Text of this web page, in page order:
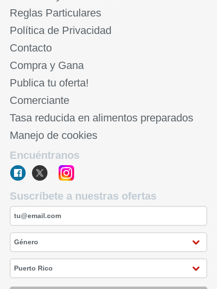
Reglas Particulares
Política de Privacidad
Contacto
Compra y Gana
Publica tu oferta!
Comerciante
Tasa reducida en alimentos preparados
Manejo de cookies
Encuéntranos
Suscríbete a nuestras ofertas